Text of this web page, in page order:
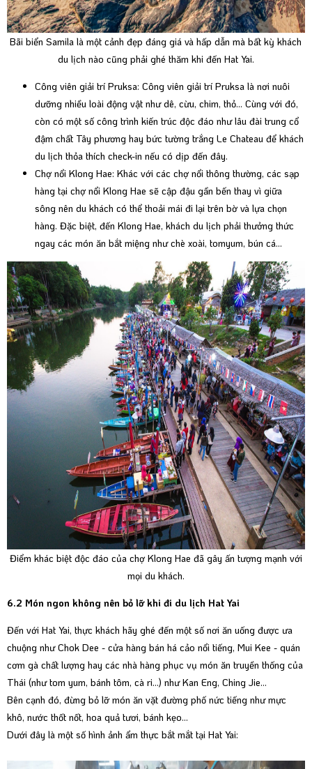
Bãi biển Samila là một cảnh đẹp đáng giá và hấp dẫn mà bất kỳ khách
du lịch nào cũng phải ghé thăm khi đến Hat Yai.
Công viên giải trí Pruksa: Công viên giải trí Pruksa là nơi nuôi
dưỡng nhiều loài động vật như dê, cừu, chim, thỏ... Cùng với đó,
còn có một số công trình kiến trúc độc đáo như lâu đài trung cổ
đậm chất Tây phương hay bức tường trắng Le Chateau để khách
du lịch thỏa thích check-in nếu có dịp đến đây.
Chợ nổi Klong Hae: Khác với các chợ nổi thông thường, các sạp
hàng tại chợ nổi Klong Hae sẽ cập đậu gần bến thay vì giữa
sông nên du khách có thể thoải mái đi lại trên bờ và lựa chọn
hàng. Đặc biệt, đến Klong Hae, khách du lịch phải thưởng thức
ngay các món ăn bắt miệng như chè xoài, tomyum, bún cá…
Điểm khác biệt độc đáo của chợ Klong Hae đã gây ấn tượng mạnh với
mọi du khách.
6.2 Món ngon không nên bỏ lỡ khi đi du lịch Hat Yai
Đến với Hat Yai, thực khách hãy ghé đến một số nơi ăn uống được ưa
chuộng như Chok Dee - cửa hàng bán há cảo nổi tiếng, Mui Kee - quán
cơm gà chất lượng hay các nhà hàng phục vụ món ăn truyền thống của
Thái (như tom yum, bánh tôm, cà ri…) như Kan Eng, Ching Jie…
Bên cạnh đó, đừng bỏ lỡ món ăn vặt đường phố nức tiếng như mực
khô, nước thốt nốt, hoa quả tươi, bánh kẹo…
Dưới đây là một số hình ảnh ẩm thực bắt mắt tại Hat Yai: